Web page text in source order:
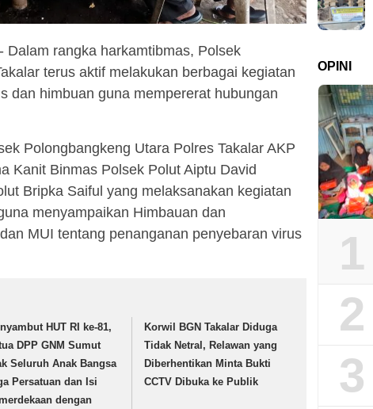
Dalam rangka harkamtibmas, Polsek
terus aktif melakukan berbagai kegiatan
dan himbuan guna mempererat hubungan
Polongbangkeng Utara Polres Takalar AKP
Kanit Binmas Polsek Polut Aiptu David
Bripka Saiful yang melaksanakan kegiatan
menyampaikan Himbauan dan
MUI tentang penanganan penyebaran virus
HUT RI ke-81,
DPP GNM Sumut
Seluruh Anak Bangsa
Persatuan dan Isi
dengan
Korwil BGN Takalar Diduga
Tidak Netral, Relawan yang
Diberhentikan Minta Bukti
CCTV Dibuka ke Publik
OPINI
1
2
3